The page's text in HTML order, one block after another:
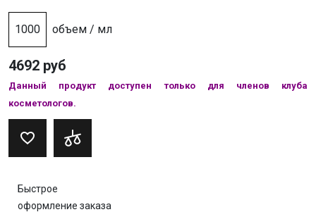
1000 объем / мл
4692 руб
Данный продукт доступен только для членов клуба
косметологов.
Быстрое
оформление заказа